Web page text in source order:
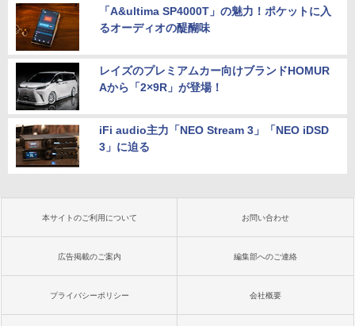
「A&ultima SP4000T」の魅力！ポケットに入
るオーディオの醍醐味
レイズのプレミアムカー向けブランドHOMUR
Aから「2×9R」が登場！
iFi audio主力「NEO Stream 3」「NEO iDSD
3」に迫る
本サイトのご利用について お問い合わせ
広告掲載のご案内 編集部へのご連絡
プライバシーポリシー 会社概要